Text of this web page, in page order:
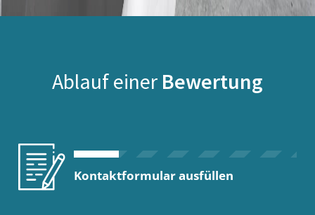
Ablauf einer Bewertung
Kontaktformular ausfüllen